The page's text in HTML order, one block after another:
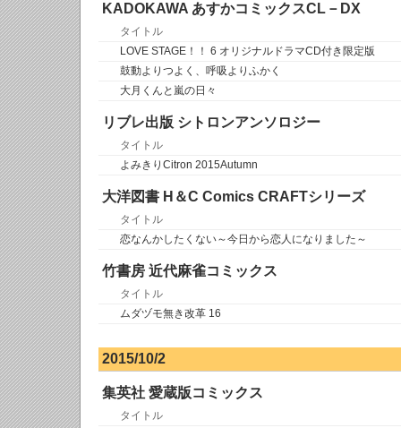
KADOKAWA あすかコミックスCL－DX
タイトル
LOVE STAGE！！ 6 オリジナルドラマCD付き限定版
鼓動よりつよく、呼吸よりふかく
大月くんと嵐の日々
リブレ出版 シトロンアンソロジー
タイトル
よみきりCitron 2015Autumn
大洋図書 H＆C Comics CRAFTシリーズ
タイトル
恋なんかしたくない～今日から恋人になりました～
竹書房 近代麻雀コミックス
タイトル
ムダヅモ無き改革 16
2015/10/2
集英社 愛蔵版コミックス
タイトル